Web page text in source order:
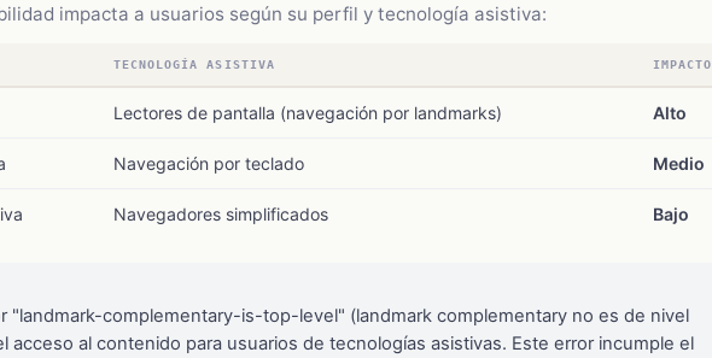
impacta a usuarios según su perfil y tecnología asistiva:
TECNOLOGÍA ASISTIVA IMPACTO
Lectores de pantalla (navegación por landmarks) Alto
Navegación por teclado Medio
Navegadores simplificados Bajo
"landmark-complementary-is-top-level" (landmark complementary no es de nivel
acceso al contenido para usuarios de tecnologías asistivas. Este error incumple el